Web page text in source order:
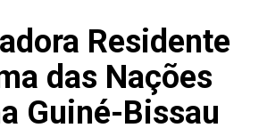
Residente
das Nações
Guiné-Bissau